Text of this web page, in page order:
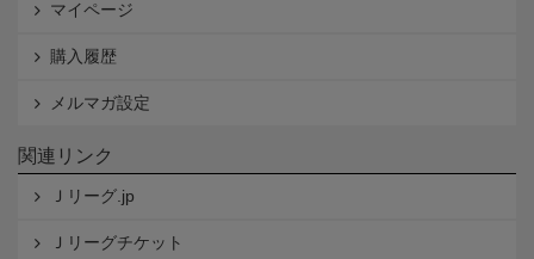
マイページ
購入履歴
メルマガ設定
関連リンク
Ｊリーグ.jp
Ｊリーグチケット